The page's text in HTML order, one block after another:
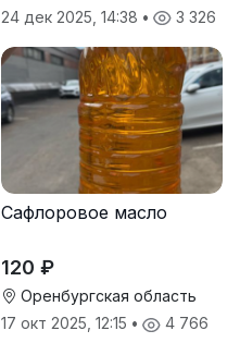
24 дек 2025, 14:38 • 3 326
Сафлоровое масло
120 ₽
Оренбургская область
17 окт 2025, 12:15 • 4 766